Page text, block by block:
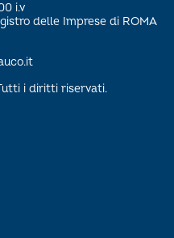
i.v
delle Imprese di ROMA
i diritti riservati.